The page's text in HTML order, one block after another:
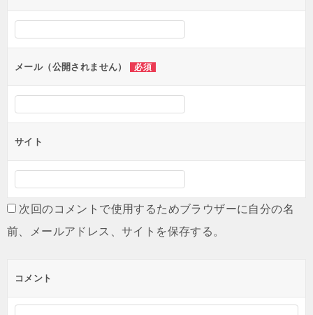
シ
ョ
ンメール（公開されません） 必須
サイト
次回のコメントで使用するためブラウザーに自分の名
前、メールアドレス、サイトを保存する。
コメント